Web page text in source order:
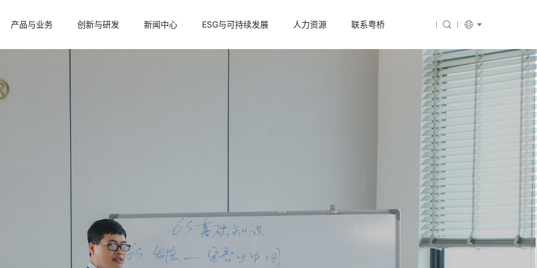
产品与业务 创新与研发 新闻中心 ESG与可持续发展 人力资源 联系粤桥